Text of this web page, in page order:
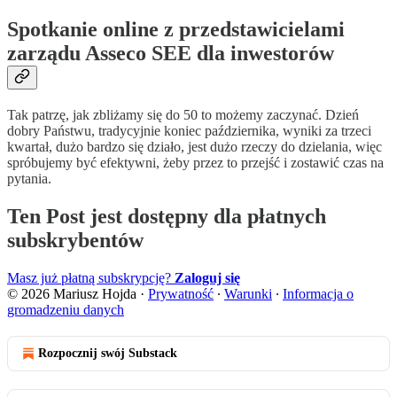
Spotkanie online z przedstawicielami
zarządu Asseco SEE dla inwestorów
Tak patrzę, jak zbliżamy się do 50 to możemy zaczynać. Dzień
dobry Państwu, tradycyjnie koniec października, wyniki za trzeci
kwartał, dużo bardzo się działo, jest dużo rzeczy do dzielania, więc
spróbujemy być efektywni, żeby przez to przejść i zostawić czas na
pytania.
Ten Post jest dostępny dla płatnych
subskrybentów
Masz już płatną subskrypcję? Zaloguj się
© 2026 Mariusz Hojda · Prywatność ∙ Warunki ∙ Informacja o
gromadzeniu danych
Rozpocznij swój Substack